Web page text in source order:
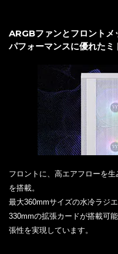
ARGBファンとフロントメ
パフォーマンスに優れた
フロントに、高エアフローを
を搭載。
最大360mmサイズの水冷ラジ
330mmの拡張カードが搭載可
張性を実現しています。